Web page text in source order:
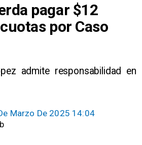
pagar $12
por Caso
admite responsabilidad en
Marzo De 2025 14:04